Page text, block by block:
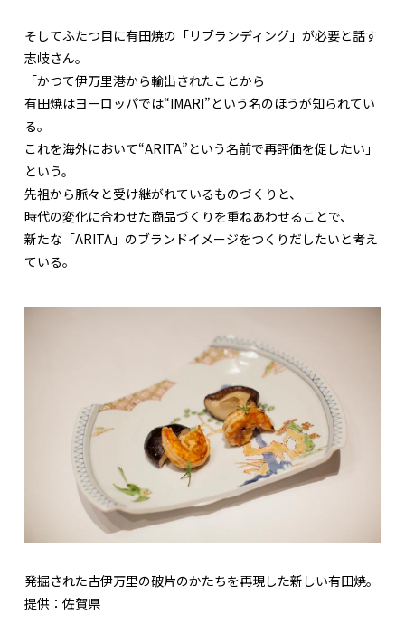
そしてふたつ目に有田焼の「リブランディング」が必要と話す
志岐さん。
「かつて伊万里港から輸出されたことから
有田焼はヨーロッパでは“IMARI”という名のほうが知られてい
る。
これを海外において“ARITA”という名前で再評価を促したい」
という。
先祖から脈々と受け継がれているものづくりと、
時代の変化に合わせた商品づくりを重ねあわせることで、
新たな「ARITA」のブランドイメージをつくりだしたいと考え
ている。
発掘された古伊万里の破片のかたちを再現した新しい有田焼。
提供：佐賀県